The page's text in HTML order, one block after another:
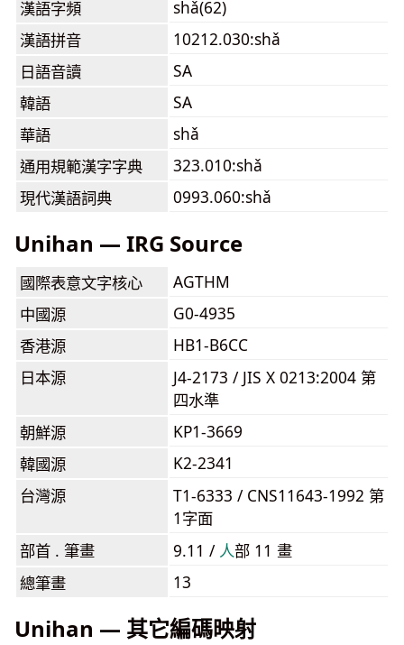
漢語字頻
shǎ(62)
漢語拼音
10212.030:shǎ
日語音讀
SA
韓語
SA
華語
shǎ
通用規範漢字字典
323.010:shǎ
現代漢語詞典
0993.060:shǎ
Unihan — IRG Source
國際表意文字核心
AGTHM
中國源
G0-4935
香港源
HB1-B6CC
日本源
J4-2173 / JIS X 0213:2004 第
四水準
朝鮮源
KP1-3669
韓國源
K2-2341
台灣源
T1-6333 / CNS11643-1992 第
1字面
部首 . 筆畫
9.11 / ⼈部 11 畫
總筆畫
13
Unihan — 其它編碼映射